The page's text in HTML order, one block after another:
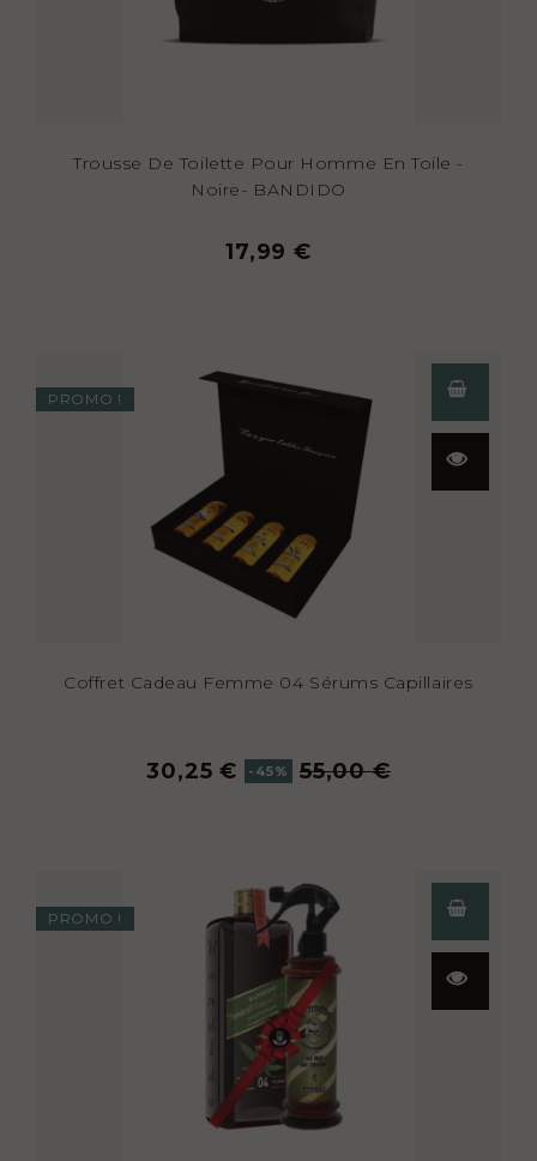
Trousse De Toilette Pour Homme En Toile -
Noire- BANDIDO
17,99 €
PROMO !
Coffret Cadeau Femme 04 Sérums Capillaires
30,25 € -45% 55,00 €
PROMO !